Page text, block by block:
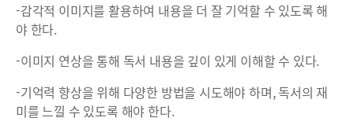
-감각적 이미지를 활용하여 내용을 더 잘 기억할 수 있도록 해
야 한다.
-이미지 연상을 통해 독서 내용을 깊이 있게 이해할 수 있다.
-기억력 향상을 위해 다양한 방법을 시도해야 하며, 독서의 재
미를 느낄 수 있도록 해야 한다.